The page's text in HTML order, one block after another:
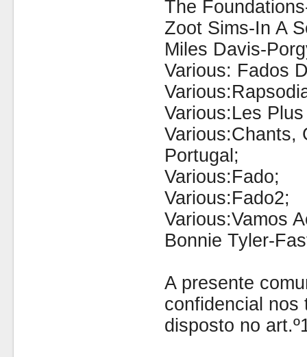
The
Zoot Sims-In A
Miles Davis-
Various: Fados
Various:Les
Various:Chants,
Portugal;
Various:Fado;
Various:Fado2;
Various:Vamos
Bonnie Tyler-
A presente
confidencial nos
disposto no